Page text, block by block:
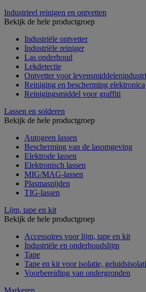
Industrieel reinigen en ontvetten
Bekijk de hele productgroep
Industriële ontvetter
Industriële reiniger
Las onderhoud
Lekdetectie
Ontvetter voor
Reiniging en bescherming elektronica
Reinigingsmiddel voor graffiti
Lassen en solderen
Bekijk de hele productgroep
Autogeen lassen
Bescherming van de lasomgeving
Elektrode lassen
Elektronisch lassen
MIG/MAG-lassen
Plasmasnijden
TIG-lassen
Lijm, tape en kit
Bekijk de hele productgroep
Accessoires voor lijm, tape en kit
Industriële en onderhoudslijm
Tape
Tape en kit voor isolatie,
Voorbereiding van ondergronden
Markeren